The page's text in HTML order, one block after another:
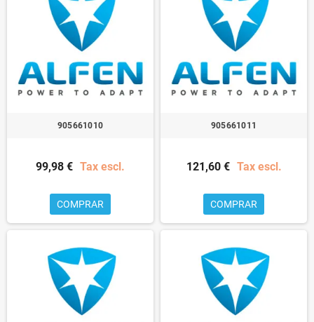
905661010
99,98 € Tax escl.
COMPRAR
905661011
121,60 € Tax escl.
COMPRAR